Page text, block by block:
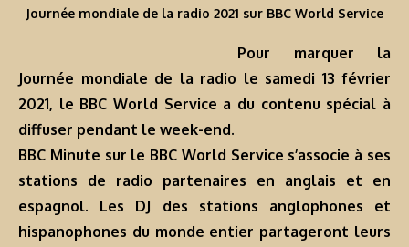
Journée mondiale de la radio 2021 sur BBC World Service
Pour marquer la
Journée mondiale de la radio le samedi 13 février
2021, le BBC World Service a du contenu spécial à
diffuser pendant le week-end.
BBC Minute sur le BBC World Service s’associe à ses
stations de radio partenaires en anglais et en
espagnol. Les DJ des stations anglophones et
hispanophones du monde entier partageront leurs